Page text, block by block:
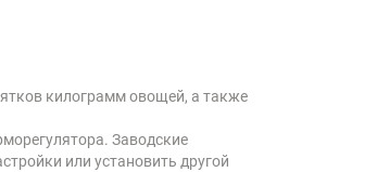
килограмм овощей, а также
Заводские
или установить другой